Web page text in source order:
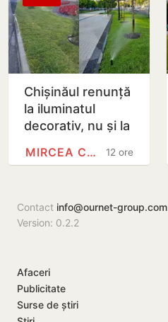
Chișinăul renunță
la iluminatul
decorativ, nu și la
Irigarea spațiilor
12 ore
MIRCEA CEL BĂTRÂN
Contact info@ournet-group.com
Version: 0.2.2
Afaceri
Publicitate
Surse de știri